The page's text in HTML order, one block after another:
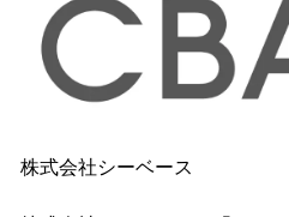
株式会社シーベース